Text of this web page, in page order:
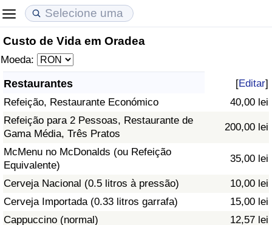
Custo de Vida em Oradea
Moeda:
Restaurantes [Editar]
Refeição, Restaurante Económico
40,00 lei
Refeição para 2 Pessoas, Restaurante de
Gama Média, Três Pratos
200,00 lei
McMenu no McDonalds (ou Refeição
Equivalente)
35,00 lei
Cerveja Nacional (0.5 litros à pressão)
10,00 lei
Cerveja Importada (0.33 litros garrafa)
15,00 lei
Cappuccino (normal)
12,57 lei
Custo de Vida
Indicador de Custo de Vida
Indicador de Custo de Vida Por País
em Aqaba
Preços de Imóveis
Indicador de Preços de Imóveis
Indicador de Preços de Imóveis por País
Qualidade de Vida
Indicador de Qualidade de Vida (Atual)
Índice de qualidade de vida por país
Crime
Taxa do Indicador de Crime (Atual)